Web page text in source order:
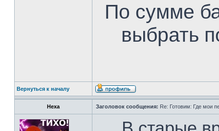
По сумме
выбрать
Вернуться к началу
Hexa Заголовок сообщения: Re: Готовим: Где мои